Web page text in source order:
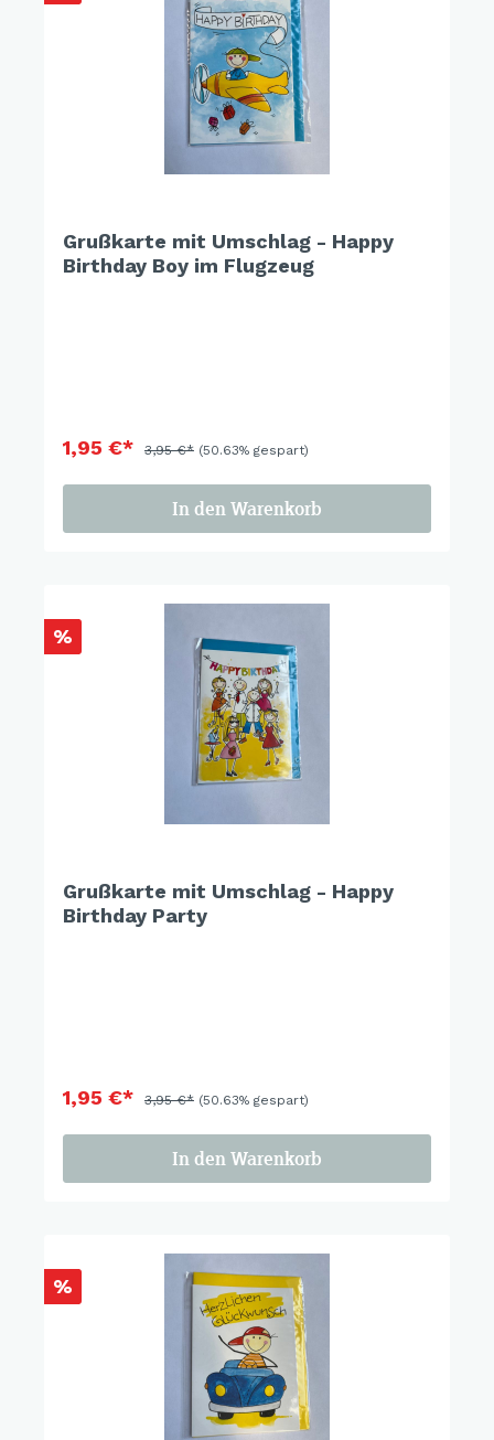
Grußkarte mit Umschlag - Happy
Birthday Boy im Flugzeug
1,95 €* 3,95 €* (50.63% gespart)
In den Warenkorb
%
Grußkarte mit Umschlag - Happy
Birthday Party
1,95 €* 3,95 €* (50.63% gespart)
In den Warenkorb
%